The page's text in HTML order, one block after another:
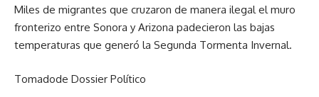
Miles de migrantes que cruzaron de manera ilegal el muro
fronterizo entre Sonora y Arizona padecieron las bajas
temperaturas que generó la Segunda Tormenta Invernal.
Tomadode Dossier Político